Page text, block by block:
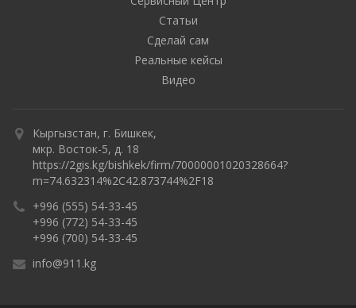
Статьи
Сделай сам
Реальные кейсы
Видео
Кыргызстан, г. Бишкек,
мкр. Восток-5, д. 18
https://2gis.kg/bishkek/firm/70000001020328664?
m=74.632314%2C42.873744%2F18
+996 (555) 54-33-45
+996 (772) 54-33-45
+996 (700) 54-33-45
info@911.kg